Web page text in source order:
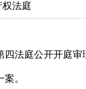
法庭
法庭公开开庭审
。